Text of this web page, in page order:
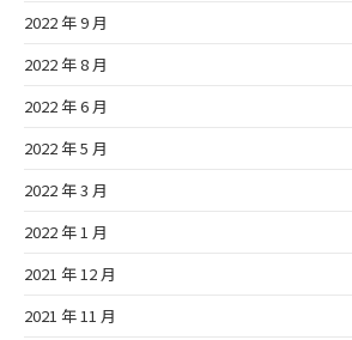
2022 年 9 月
2022 年 8 月
2022 年 6 月
2022 年 5 月
2022 年 3 月
2022 年 1 月
2021 年 12 月
2021 年 11 月